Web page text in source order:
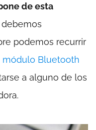
de esta
podemos recurrir
módulo Bluetooth
a alguno de los